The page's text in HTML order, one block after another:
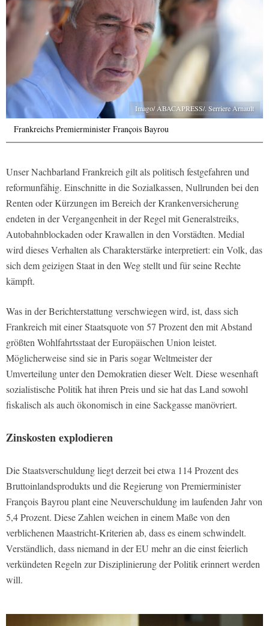
Imago/ ABACAPRESS/. Serriere Arnault
Frankreichs Premierminister François Bayrou
Unser Nachbarland Frankreich gilt als politisch festgefahren und
reformunfähig. Einschnitte in die Sozialkassen, Nullrunden bei den
Renten oder Kürzungen im Bereich der Krankenversicherung
endeten in der Vergangenheit in der Regel mit Generalstreiks,
Autobahnblockaden oder Krawallen in den Vorstädten. Medial
wird dieses Verhalten als Charakterstärke interpretiert: ein Volk, das
sich dem geizigen Staat in den Weg stellt und für seine Rechte
kämpft.
Was in der Berichterstattung verschwiegen wird, ist, dass sich
Frankreich mit einer Staatsquote von 57 Prozent den mit Abstand
größten Wohlfahrtsstaat der Europäischen Union leistet.
Möglicherweise sind sie in Paris sogar Weltmeister der
Umverteilung unter den Demokratien dieser Welt. Diese wesenhaft
sozialistische Politik hat ihren Preis und sie hat das Land sowohl
fiskalisch als auch ökonomisch in eine Sackgasse manövriert.
Zinskosten explodieren
Die Staatsverschuldung liegt derzeit bei etwa 114 Prozent des
Bruttoinlandsprodukts und die Regierung von Premierminister
François Bayrou plant eine Neuverschuldung im laufenden Jahr von
5,4 Prozent. Diese Zahlen weichen in einem Maße von den
verblichenen Maastricht-Kriterien ab, dass es einem schwindelt.
Verständlich, dass niemand in der EU mehr an die einst feierlich
verkündeten Regeln zur Disziplinierung der Politik erinnert werden
will.